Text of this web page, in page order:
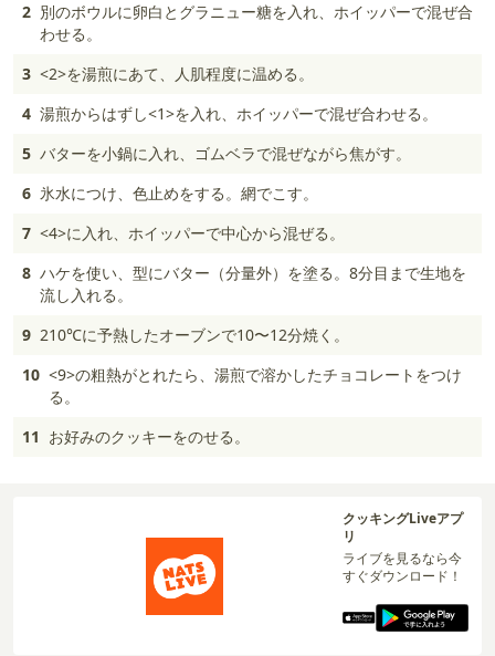
2 別のボウルに卵白とグラニュー糖を入れ、ホイッパーで混ぜ合
わせる。
3 <2>を湯煎にあて、人肌程度に温める。
4 湯煎からはずし<1>を入れ、ホイッパーで混ぜ合わせる。
5 バターを小鍋に入れ、ゴムベラで混ぜながら焦がす。
6 氷水につけ、色止めをする。網でこす。
7 <4>に入れ、ホイッパーで中心から混ぜる。
8 ハケを使い、型にバター（分量外）を塗る。8分目まで生地を
流し入れる。
9 210℃に予熱したオーブンで10〜12分焼く。
10 <9>の粗熱がとれたら、湯煎で溶かしたチョコレートをつけ
る。
11 お好みのクッキーをのせる。
クッキングLiveアプ
リ
ライブを見るなら今
すぐダウンロード！